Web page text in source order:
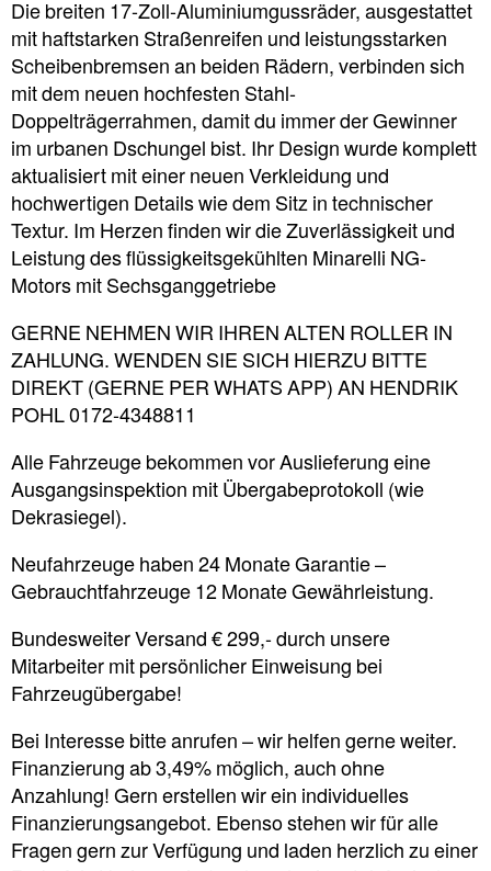
Die breiten 17-Zoll-Aluminiumgussräder, ausgestattet
mit haftstarken Straßenreifen und leistungsstarken
Scheibenbremsen an beiden Rädern, verbinden sich
mit dem neuen hochfesten Stahl-
Doppelträgerrahmen, damit du immer der Gewinner
im urbanen Dschungel bist. Ihr Design wurde komplett
aktualisiert mit einer neuen Verkleidung und
hochwertigen Details wie dem Sitz in technischer
Textur. Im Herzen finden wir die Zuverlässigkeit und
Leistung des flüssigkeitsgekühlten Minarelli NG-
Motors mit Sechsganggetriebe
GERNE NEHMEN WIR IHREN ALTEN ROLLER IN
ZAHLUNG. WENDEN SIE SICH HIERZU BITTE
DIREKT (GERNE PER WHATS APP) AN HENDRIK
POHL 0172-4348811
Alle Fahrzeuge bekommen vor Auslieferung eine
Ausgangsinspektion mit Übergabeprotokoll (wie
Dekrasiegel).
Neufahrzeuge haben 24 Monate Garantie –
Gebrauchtfahrzeuge 12 Monate Gewährleistung.
Bundesweiter Versand € 299,- durch unsere
Mitarbeiter mit persönlicher Einweisung bei
Fahrzeugübergabe!
Bei Interesse bitte anrufen – wir helfen gerne weiter.
Finanzierung ab 3,49% möglich, auch ohne
Anzahlung! Gern erstellen wir ein individuelles
Finanzierungsangebot. Ebenso stehen wir für alle
Fragen gern zur Verfügung und laden herzlich zu einer